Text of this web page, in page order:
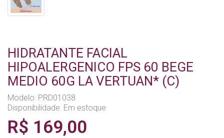
HIDRATANTE FACIAL
HIPOALERGENICO FPS 60 BEGE
MEDIO 60G LA VERTUAN* (C)
Modelo: PRD01038
Disponibilidade: Em estoque
R$ 169,00